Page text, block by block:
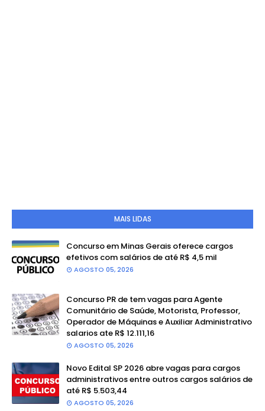
MAIS LIDAS
Concurso em Minas Gerais oferece cargos
efetivos com salários de até R$ 4,5 mil
AGOSTO 05, 2026
Concurso PR de tem vagas para Agente
Comunitário de Saúde, Motorista, Professor,
Operador de Máquinas e Auxiliar Administrativo
salarios ate R$ 12.111,16
AGOSTO 05, 2026
Novo Edital SP 2026 abre vagas para cargos
administrativos entre outros cargos salários de
até R$ 5.503,44
AGOSTO 05, 2026